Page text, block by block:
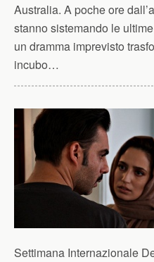
Australia. A poche ore
stanno sistemando le
un dramma imprevisto
incubo…
Settimana Internazionale